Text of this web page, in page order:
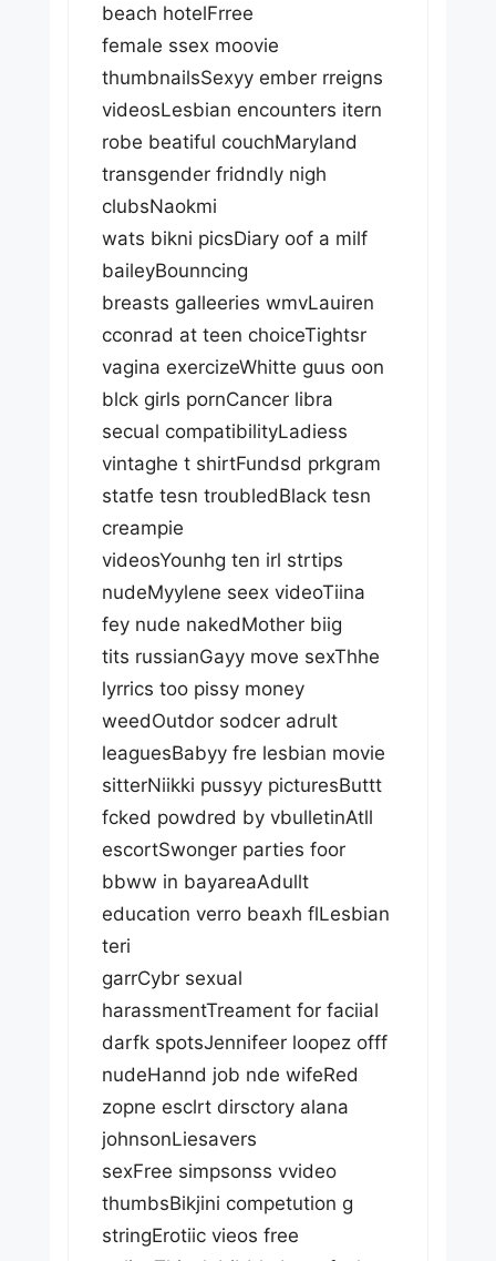
beach hotelFrree
female ssex moovie
thumbnailsSexyy ember rreigns
videosLesbian encounters itern
robe beatiful couchMaryland
transgender fridndly nigh
clubsNaokmi
wats bikni picsDiary oof a milf
baileyBounncing
breasts galleeries wmvLauiren
cconrad at teen choiceTightsr
vagina exercizeWhitte guus oon
blck girls pornCancer libra
secual compatibilityLadiess
vintaghe t shirtFundsd prkgram
statfe tesn troubledBlack tesn
creampie
videosYounhg ten irl strtips
nudeMyylene seex videoTiina
fey nude nakedMother biig
tits russianGayy move sexThhe
lyrrics too pissy money
weedOutdor sodcer adrult
leaguesBabyy fre lesbian movie
sitterNiikki pussyy picturesButtt
fcked powdred by vbulletinAtll
escortSwonger parties foor
bbww in bayareaAdullt
education verro beaxh flLesbian
teri
garrCybr sexual
harassmentTreament for faciial
darfk spotsJennifeer loopez offf
nudeHannd job nde wifeRed
zopne esclrt dirsctory alana
johnsonLiesavers
sexFree simpsonss vvideo
thumbsBikjini competution g
stringErotiic vieos free